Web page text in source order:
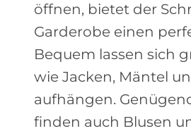
öffnen, bietet der
Garderobe einen
Bequem lassen sich
wie Jacken, Mäntel
aufhängen.
finden auch Blusen